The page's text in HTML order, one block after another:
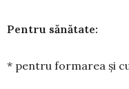
Pentru sănătate:
* pentru formarea și